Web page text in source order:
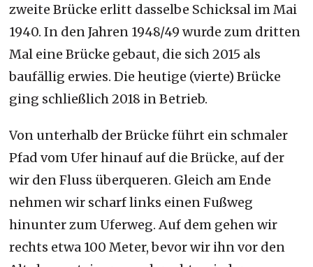
zweite Brücke erlitt dasselbe Schicksal im Mai
1940. In den Jahren 1948/49 wurde zum dritten
Mal eine Brücke gebaut, die sich 2015 als
baufällig erwies. Die heutige (vierte) Brücke
ging schließlich 2018 in Betrieb.
Von unterhalb der Brücke führt ein schmaler
Pfad vom Ufer hinauf auf die Brücke, auf der
wir den Fluss überqueren. Gleich am Ende
nehmen wir scharf links einen Fußweg
hinunter zum Uferweg. Auf dem gehen wir
rechts etwa 100 Meter, bevor wir ihn vor den